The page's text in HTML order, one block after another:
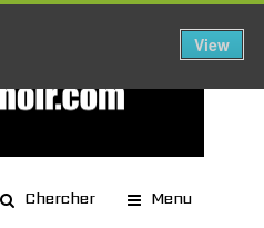
Chercher Menu
View